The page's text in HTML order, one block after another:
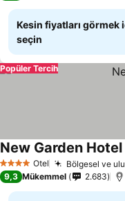
Kesin fiyatları görmek
seçin
Popüler Tercih
4 Yıldız Otel Bölgesel ve
New Garden Hotel
9,3 Mükemmel 2.683